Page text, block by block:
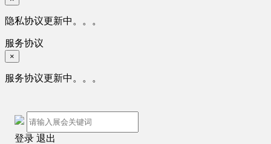
隐私协议更新中。。。
服务协议
×
服务协议更新中。。。
登录 退出